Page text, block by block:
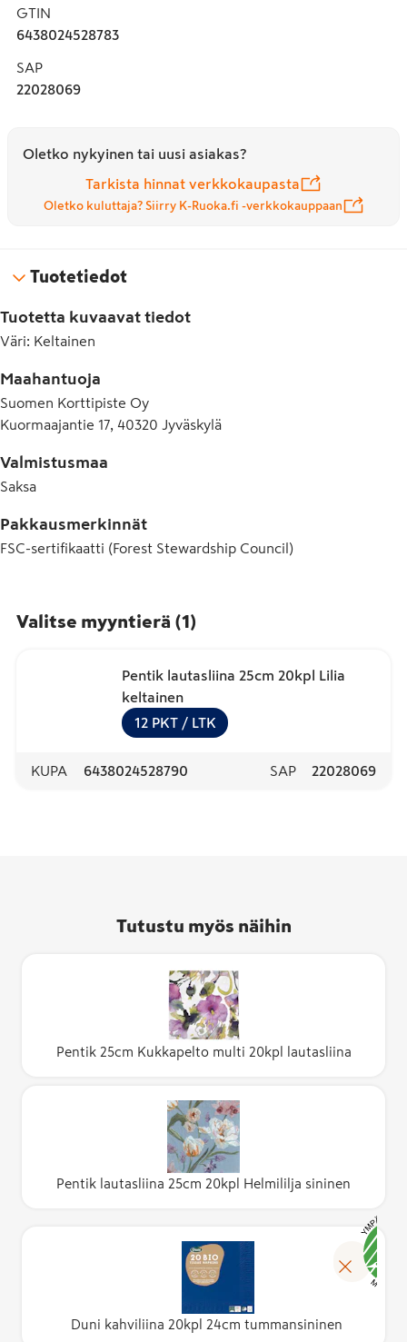
GTIN
6438024528783
SAP
22028069
Oletko nykyinen tai uusi asiakas?
Tarkista hinnat verkkokaupasta
Oletko kuluttaja? Siirry K-Ruoka.fi -verkkokauppaan
Tuotetiedot
Tuotetta kuvaavat tiedot
Väri: Keltainen
Maahantuoja
Suomen Korttipiste Oy
Kuormaajantie 17, 40320 Jyväskylä
Valmistusmaa
Saksa
Pakkausmerkinnät
FSC-sertifikaatti (Forest Stewardship Council)
Valitse myyntierä (1)
Pentik lautasliina 25cm 20kpl Lilia
keltainen
12 PKT / LTK
KUPA 6438024528790 SAP 22028069
Tutustu myös näihin
Pentik 25cm Kukkapelto multi 20kpl lautasliina
Pentik lautasliina 25cm 20kpl Helmililja sininen
Duni kahviliina 20kpl 24cm tummansininen